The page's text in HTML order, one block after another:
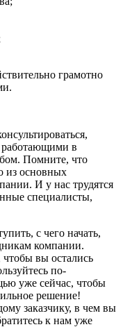
грамотно
работающими в
Помните, что
из основных
И у нас трудятся
специалисты,
с чего начать,
компании.
вы остались
по-
уже сейчас, чтобы
решение!
заказчику, в чем вы
к нам уже